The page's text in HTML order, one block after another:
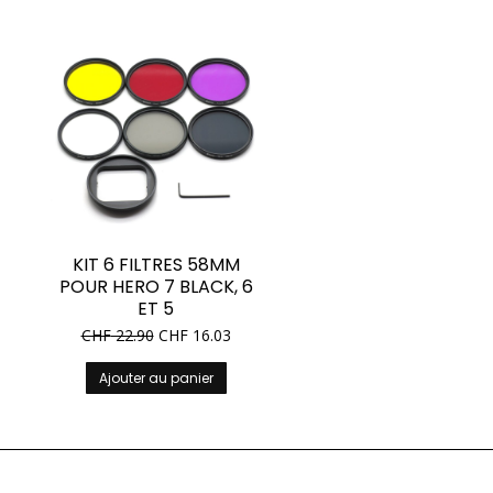
KIT 6 FILTRES 58MM
POUR HERO 7 BLACK, 6
ET 5
CHF22.90 CHF16.03
Ajouter au panier